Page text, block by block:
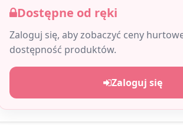
Dostępne od ręki
Zaloguj się, aby zobaczyć ceny
dostępność produktów.
Zaloguj się